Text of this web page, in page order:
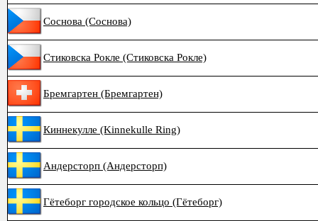
Соснова (Соснова)
Стиковска Рокле (Стиковска Рокле)
Бремгартен (Бремгартен)
Киннекулле (Kinnekulle Ring)
Андерсторп (Андерсторп)
Гётеборг городское кольцо (Гётеборг)